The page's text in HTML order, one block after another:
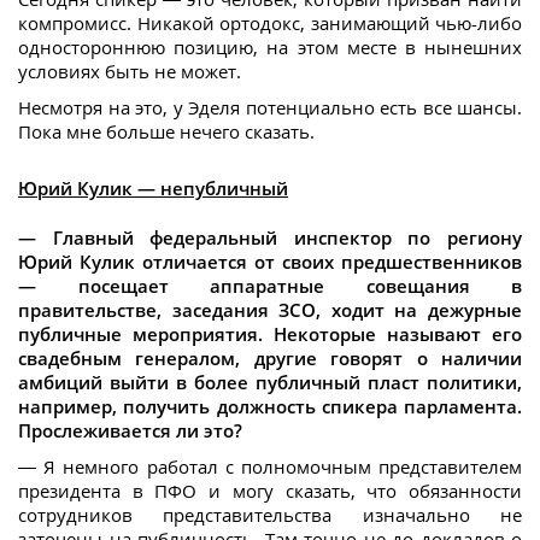
компромисс. Никакой ортодокс, занимающий чью-либо
одностороннюю позицию, на этом месте в нынешних
условиях быть не может.
Несмотря на это, у Эделя потенциально есть все шансы.
Пока мне больше нечего сказать.
Юрий Кулик — непубличный
— Главный федеральный инспектор по региону
Юрий Кулик отличается от своих предшественников
— посещает аппаратные совещания в
правительстве, заседания ЗСО, ходит на дежурные
публичные мероприятия. Некоторые называют его
свадебным генералом, другие говорят о наличии
амбиций выйти в более публичный пласт политики,
например, получить должность спикера парламента.
Прослеживается ли это?
— Я немного работал с полномочным представителем
президента в ПФО и могу сказать, что обязанности
сотрудников представительства изначально не